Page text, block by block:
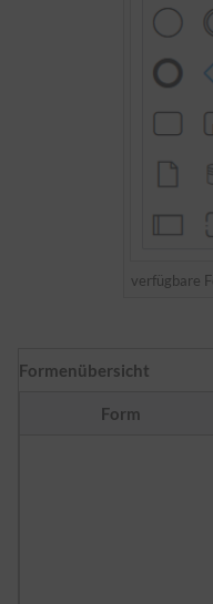
verfügbare
Formenübersicht
Form